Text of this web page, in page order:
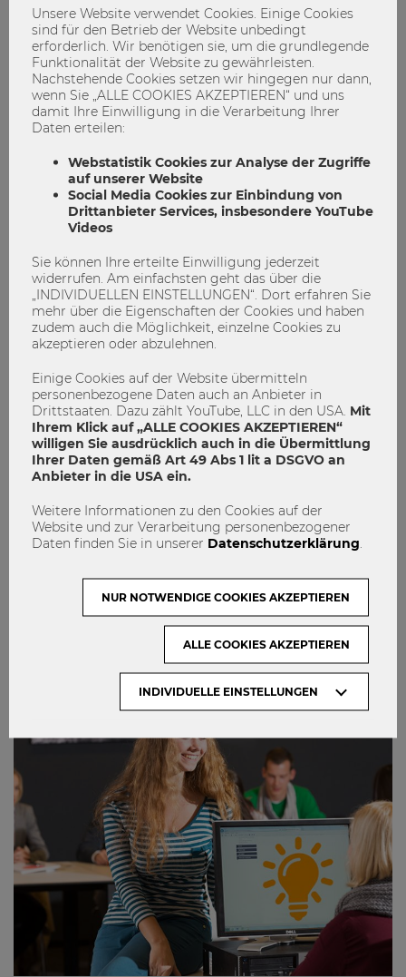
auf Verknüpfungen und blended
learning
AMCII Bachelor
BlendedLearning
Neuerungen
Unternehmensrechnung
STUDIEREN
Neu im Bachelor: SBWL
Rechnungslegung und Steuerlehre
Steuerlehre
Unsere Website verwendet Cookies. Einige Cookies
sind für den Betrieb der Website unbedingt
erforderlich. Wir benötigen sie, um die grundlegende
Funktionalität der Website zu gewährleisten.
Nachstehende Cookies setzen wir hingegen nur dann,
wenn Sie „ALLE COOKIES AKZEPTIEREN“ und uns
damit Ihre Einwilligung in die Verarbeitung Ihrer
Daten erteilen:
Webstatistik Cookies zur Analyse der Zugriffe
auf unserer Website
Social Media Cookies zur Einbindung von
Drittanbieter Services, insbesondere YouTube
Videos
Sie können Ihre erteilte Einwilligung jederzeit
widerrufen. Am einfachsten geht das über die
„INDIVIDUELLEN EINSTELLUNGEN“. Dort erfahren Sie
mehr über die Eigenschaften der Cookies und haben
zudem auch die Möglichkeit, einzelne Cookies zu
akzeptieren oder abzulehnen.
Einige Cookies auf der Website übermitteln
personenbezogene Daten auch an Anbieter in
Drittstaaten. Dazu zählt YouTube, LLC in den USA. Mit
Ihrem Klick auf „ALLE COOKIES AKZEPTIEREN“
willigen Sie ausdrücklich auch in die Übermittlung
Ihrer Daten gemäß Art 49 Abs 1 lit a DSGVO an
Anbieter in die USA ein.
Weitere Informationen zu den Cookies auf der
Website und zur Verarbeitung personenbezogener
Daten finden Sie in unserer Datenschutzerklärung
INDIVIDUELLE EINSTELLUNGEN
NUR NOTWENDIGE COOKIES AKZEPTIEREN
ALLE COOKIES AKZEPTIEREN